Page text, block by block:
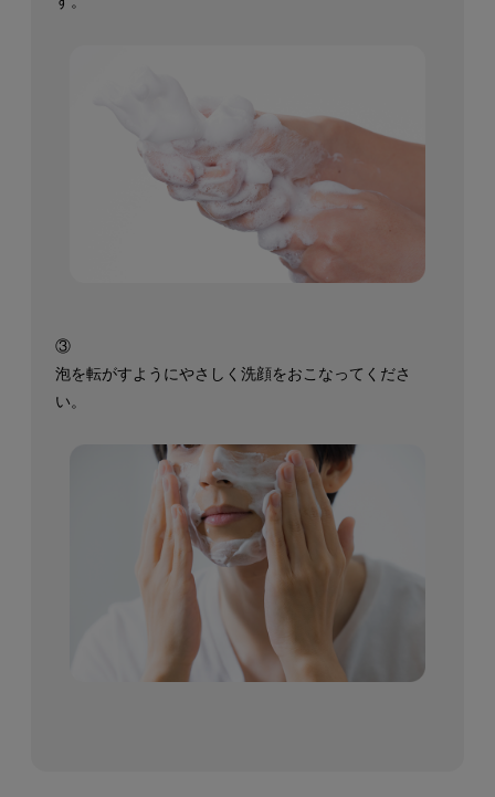
③
泡を転がすようにやさしく洗顔をおこなってくださ
い。